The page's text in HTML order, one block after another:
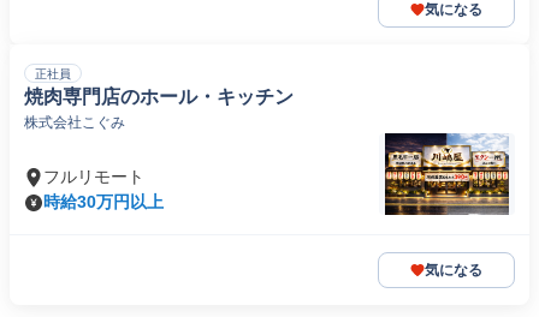
気になる
正社員
焼肉専門店のホール・キッチン
株式会社こぐみ
フルリモート
時給30万円以上
気になる